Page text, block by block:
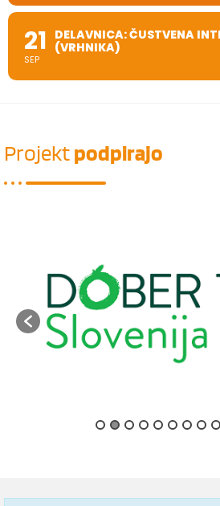
21
SEP
DELAVNICA: ČUSTVENA
(VRHNIKA)
Projektpodpirajo